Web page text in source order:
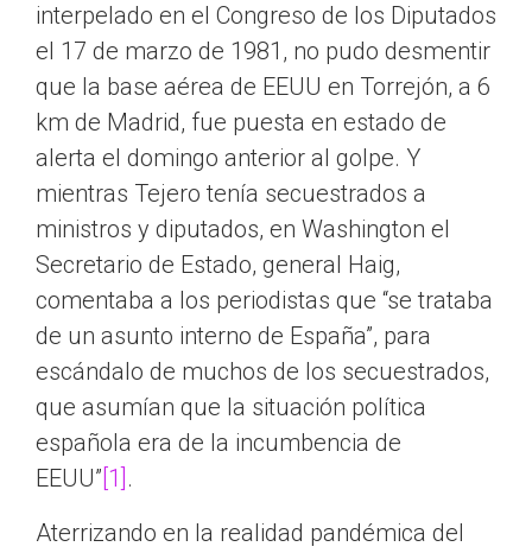
interpelado en el Congreso de los Diputados
el 17 de marzo de 1981, no pudo desmentir
que la base aérea de EEUU en Torrejón, a 6
km de Madrid, fue puesta en estado de
alerta el domingo anterior al golpe. Y
mientras Tejero tenía secuestrados a
ministros y diputados, en Washington el
Secretario de Estado, general Haig,
comentaba a los periodistas que “se trataba
de un asunto interno de España”, para
escándalo de muchos de los secuestrados,
que asumían que la situación política
española era de la incumbencia de
EEUU”[1] .
Aterrizando en la realidad pandémica del